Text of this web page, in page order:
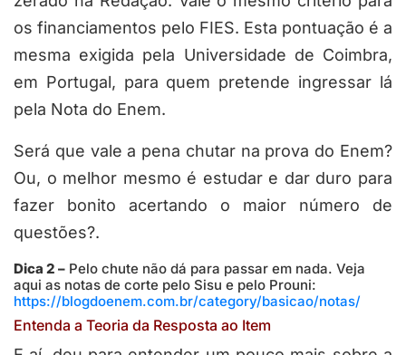
os financiamentos pelo FIES. Esta pontuação é a
mesma exigida pela Universidade de Coimbra,
em Portugal, para quem pretende ingressar lá
pela Nota do Enem.
Será que vale a pena chutar na prova do Enem?
Ou, o melhor mesmo é estudar e dar duro para
fazer bonito acertando o maior número de
questões?.
Dica 2 – Pelo chute não dá para passar em nada. Veja
aqui as notas de corte pelo Sisu e pelo Prouni:
https://blogdoenem.com.br/category/basicao/notas/
Entenda a Teoria da Resposta ao Item